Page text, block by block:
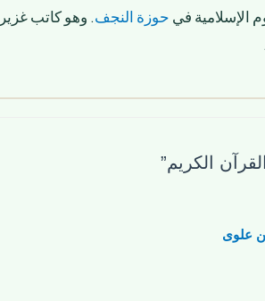
الإسلامية في حوزة النجف. وهو كاتب
علوی